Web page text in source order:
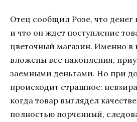
Отец сообщил Розе, что денег
и что он ждет поступление
цветочный магазин. Именно в
вложены все накопления,
заемными деньгами. Но при
происходит страшное:
когда товар выглядел
полностью порченный,